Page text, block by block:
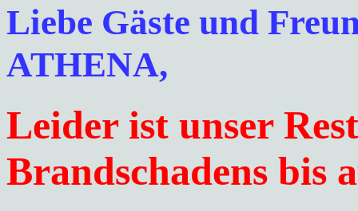
Liebe Gäste und
ATHENA,
Leider ist unser
Brandschadens bis